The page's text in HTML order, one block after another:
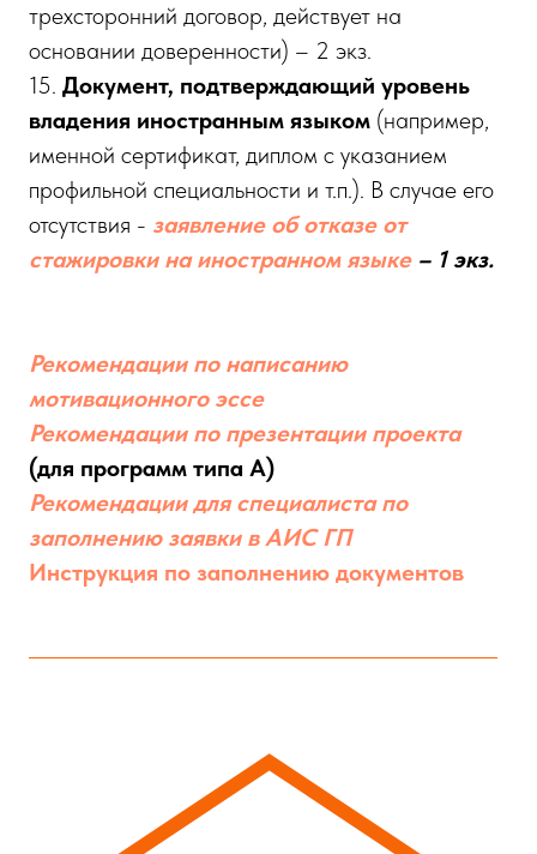
трехсторонний договор, действует на
основании доверенности) – 2 экз.
15.Документ, подтверждающий уровень
владения иностранным языком (например,
именной сертификат, диплом с указанием
профильной специальности и т.п.). В случае его
отсутствия - заявление об отказе от
стажировки на иностранном языке– 1 экз.
Рекомендации по написанию
мотивационного эссе
Рекомендации по презентации проекта
(для программ типа А)
Рекомендации для специалиста по
заполнению заявки в АИС ГП
Инструкция по заполнению документов